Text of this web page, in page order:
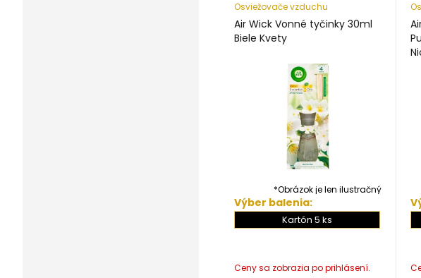
Osviežovače vzduchu
Air Wick Vonné tyčinky 30ml
Biele Kvety
*Obrázok je len ilustračný
Výber balenia:
Kartón 5 ks